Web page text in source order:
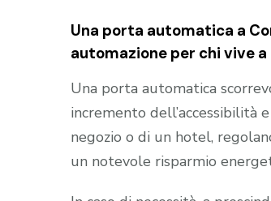
Una porta automatica a
automazione per chi vive a
Una porta automatica
incremento dell’accessibilità
negozio o di un hotel,
un notevole risparmio